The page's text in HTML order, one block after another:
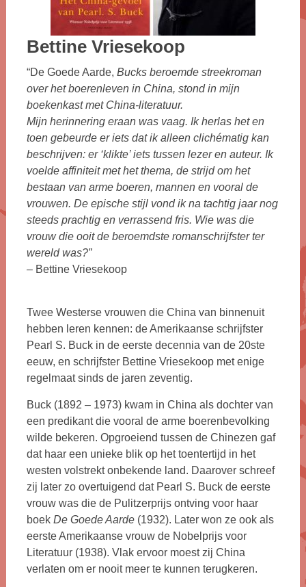
Bettine Vriesekoop
“De Goede Aarde, Bucks beroemde streekroman
over het boerenleven in China, stond in mijn
boekenkast met China-literatuur.
Mijn herinnering eraan was vaag. Ik herlas het en
toen gebeurde er iets dat ik alleen clichématig kan
beschrijven: er ‘klikte’ iets tussen lezer en auteur. Ik
voelde affiniteit met het thema, de strijd om het
bestaan van arme boeren, mannen en vooral de
vrouwen. De epische stijl vond ik na tachtig jaar nog
steeds prachtig en verrassend fris. Wie was die
vrouw die ooit de beroemdste romanschrijfster ter
wereld was?”
– Bettine Vriesekoop
Twee Westerse vrouwen die China van binnenuit
hebben leren kennen: de Amerikaanse schrijfster
Pearl S. Buck in de eerste decennia van de 20ste
eeuw, en schrijfster Bettine Vriesekoop met enige
regelmaat sinds de jaren zeventig.
Buck (1892 – 1973) kwam in China als dochter van
een predikant die vooral de arme boerenbevolking
wilde bekeren. Opgroeiend tussen de Chinezen gaf
dat haar een unieke blik op het toentertijd in het
westen volstrekt onbekende land. Daarover schreef
zij later zo overtuigend dat Pearl S. Buck de eerste
vrouw was die de Pulitzerprijs ontving voor haar
boek De Goede Aarde(1932). Later won ze ook als
eerste Amerikaanse vrouw de Nobelprijs voor
Literatuur (1938). Vlak ervoor moest zij China
verlaten om er nooit meer te kunnen terugkeren.